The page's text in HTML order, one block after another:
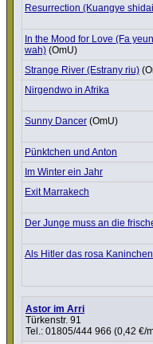
Resur­rec­tion (Kuangye
In the Mood for Love (Fa
wah) (OmU)
Strange River (Estrany riu)
Nirgendwo in Afrika
Sunny Dancer (OmU)
Pünktchen und Anton
Im Winter ein Jahr
Exit Marrakech
Der Junge muss an die
Als Hitler das rosa
Astor im Arri
Türkenstr. 91
Tel.: 01805/444 966 (0,42 €/